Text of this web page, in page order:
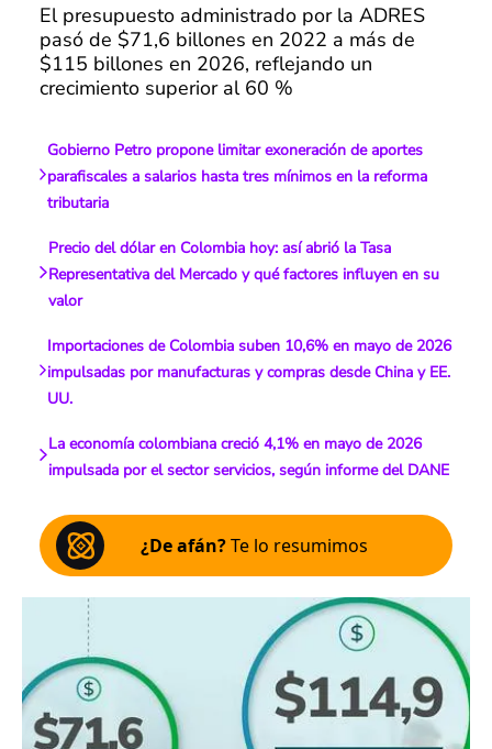
El presupuesto administrado por la ADRES
pasó de $71,6 billones en 2022 a más de
$115 billones en 2026, reflejando un
crecimiento superior al 60 %
Gobierno Petro propone limitar exoneración de aportes
parafiscales a salarios hasta tres mínimos en la reforma
tributaria
Precio del dólar en Colombia hoy: así abrió la Tasa
Representativa del Mercado y qué factores influyen en su
valor
Importaciones de Colombia suben 10,6% en mayo de 2026
impulsadas por manufacturas y compras desde China y EE.
UU.
La economía colombiana creció 4,1% en mayo de 2026
impulsada por el sector servicios, según informe del DANE
¿De afán?Te lo resumimos